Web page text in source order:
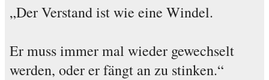
Der Verstand ist wie eine Windel.
Er muss immer mal wieder gewechselt
werden, oder er fängt an zu stinken.